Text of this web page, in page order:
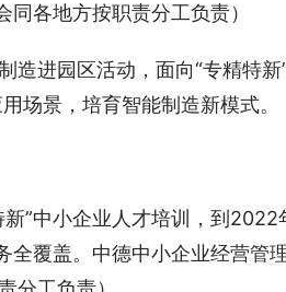
同各地方按职责分工负责）
造进园区活动，面向“专精特
场景，培育智能制造新模式。
新”中小企业人才培训，到
全覆盖。中德中小企业经营管